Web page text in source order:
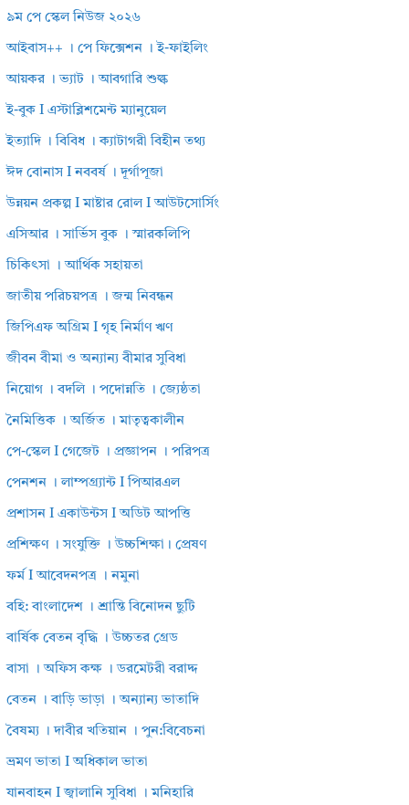
৯ম পে স্কেল নিউজ ২০২৬
আইবাস++ । পে ফিক্সেশন । ই-ফাইলিং
আয়কর । ভ্যাট । আবগারি শুল্ক
ই-বুক I এস্টাব্লিশমেন্ট ম্যানুয়েল
ইত্যাদি । বিবিধ । ক্যাটাগরী বিহীন তথ্য
ঈদ বোনাস I নববর্ষ । দূর্গাপূজা
উন্নয়ন প্রকল্প I মাষ্টার রোল I আউটসোর্সিং
এসিআর । সার্ভিস বুক । স্মারকলিপি
চিকিৎসা । আর্থিক সহায়তা
জাতীয় পরিচয়পত্র । জন্ম নিবন্ধন
জিপিএফ অগ্রিম I গৃহ নির্মাণ ঋণ
জীবন বীমা ও অন্যান্য বীমার সুবিধা
নিয়োগ । বদলি । পদোন্নতি । জ্যেষ্ঠতা
নৈমিত্তিক । অর্জিত । মাতৃত্বকালীন
পে-স্কেল I গেজেট । প্রজ্ঞাপন । পরিপত্র
পেনশন । লাম্পগ্র্যান্ট I পিআরএল
প্রশাসন I একাউন্টস I অডিট আপত্তি
প্রশিক্ষণ । সংযুক্তি । উচ্চশিক্ষা। প্রেষণ
ফর্ম I আবেদনপত্র । নমুনা
বহি: বাংলাদেশ । শ্রান্তি বিনোদন ছুটি
বার্ষিক বেতন বৃদ্ধি । উচ্চতর গ্রেড
বাসা । অফিস কক্ষ । ডরমেটরী বরাদ্দ
বেতন । বাড়ি ভাড়া । অন্যান্য ভাতাদি
বৈষম্য । দাবীর খতিয়ান । পুন:বিবেচনা
ভ্রমণ ভাতা I অধিকাল ভাতা
যানবাহন I জ্বালানি সুবিধা । মনিহারি